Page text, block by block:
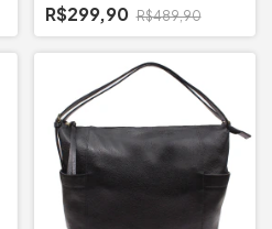
R$299,90 R$489,90